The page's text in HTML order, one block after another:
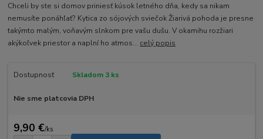
Chceli by ste si domov priniesť kúsok letného dňa, kedy sa nikam
nemusíte ponáhľať? Kytica zo sójových sviečok Žiarivá pohoda je presne
takýmto malým, voňavým slnkom pre vašu dušu. V okamihu rozžiari
akýkoľvek priestor a naplní ho atmos... celý popis
Dostupnosť Skladom 3 ks
Nie sme platcovia DPH
9,90 €/ks